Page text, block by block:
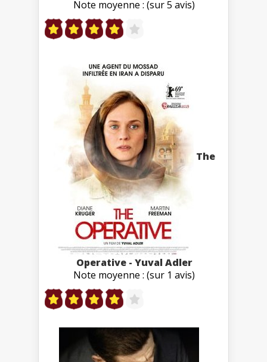
Note moyenne : (sur 5 avis)
The
Operative - Yuval Adler
Note moyenne : (sur 1 avis)